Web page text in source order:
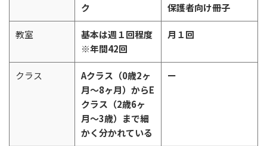
ク
保護者向け冊子
教室
基本は週１回程度
※年間42回
月１回
クラス
Aクラス（0歳2ヶ
月〜8ヶ月）からE
クラス（2歳6ヶ
月〜3歳）まで細
かく分かれている
ー